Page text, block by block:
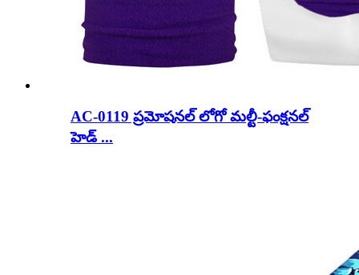
AC-0119 ప్రమోషనల్ లోగో మల్టీ-ఫంక్షనల్
హెడ్ ...